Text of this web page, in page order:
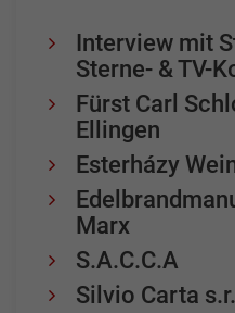
Interview mit
Sterne- & TV-
Fürst Carl
Ellingen
Esterházy
Marx
S.A.C.C.A
Silvio Carta